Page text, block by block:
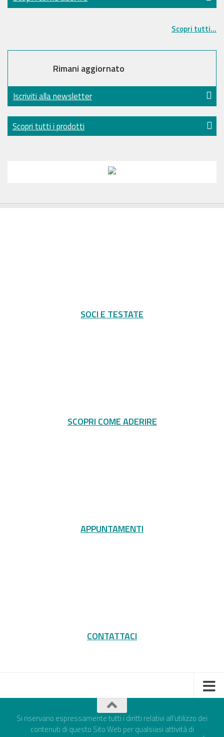
Scopri tutti...
Rimani aggiornato
Iscriviti alla newsletter
Scopri tutti i prodotti
SOCI E TESTATE
SCOPRI COME ADERIRE
APPUNTAMENTI
CONTATTACI
Si riservano espressamente tutti i diritti relativi all’utilizzo dei
contenuti di questo Sito Web per qualsiasi attività di